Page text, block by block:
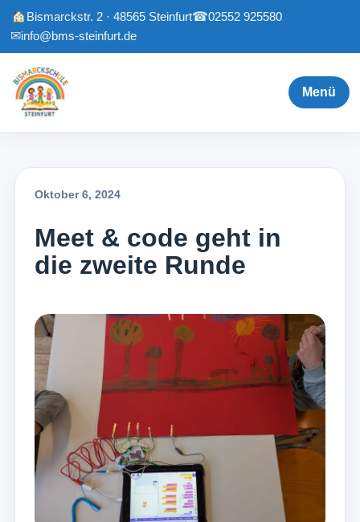
Bismarckstr. 2 · 48565 Steinfurt☎02552 925580
✉info@bms-steinfurt.de
Menü
Oktober 6, 2024
Meet & code geht in
die zweite Runde